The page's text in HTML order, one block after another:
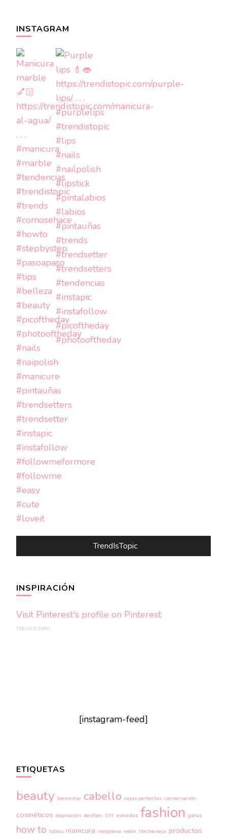
INSTAGRAM
TrendIsTopic
INSPIRACIÓN
Visit Pinterest's profile on Pinterest.
TREND IS TOPIC
[instagram-feed]
ETIQUETAS
beauty bienestar cabello cejas perfectas conservación
cosméticos depilación desfiles DIY estrellas fashion gafas
how to labios manicura neopreno neón Nochevieja productos